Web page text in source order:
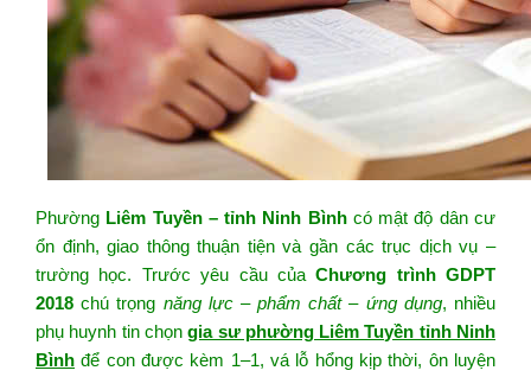
Phường Liêm Tuyền – tỉnh Ninh Bìnhcó mật độ dân cư
ổn định, giao thông thuận tiện và gần các trục dịch vụ –
trường học. Trước yêu cầu củaChương trình GDPT
2018 chú trọng năng lực – phẩm chất – ứng dụng, nhiều
phụ huynh tin chọngia sư phường Liêm Tuyền tỉnh Ninh
Bình để con được kèm 1–1, vá lỗ hổng kịp thời, ôn luyện